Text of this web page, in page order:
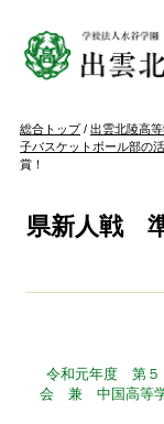
現
在
の
総合トップ/ 出雲北陵高
子バスケットボール部の
賞！
県新人戦
令和元年度 第５
会 兼 中国高等学